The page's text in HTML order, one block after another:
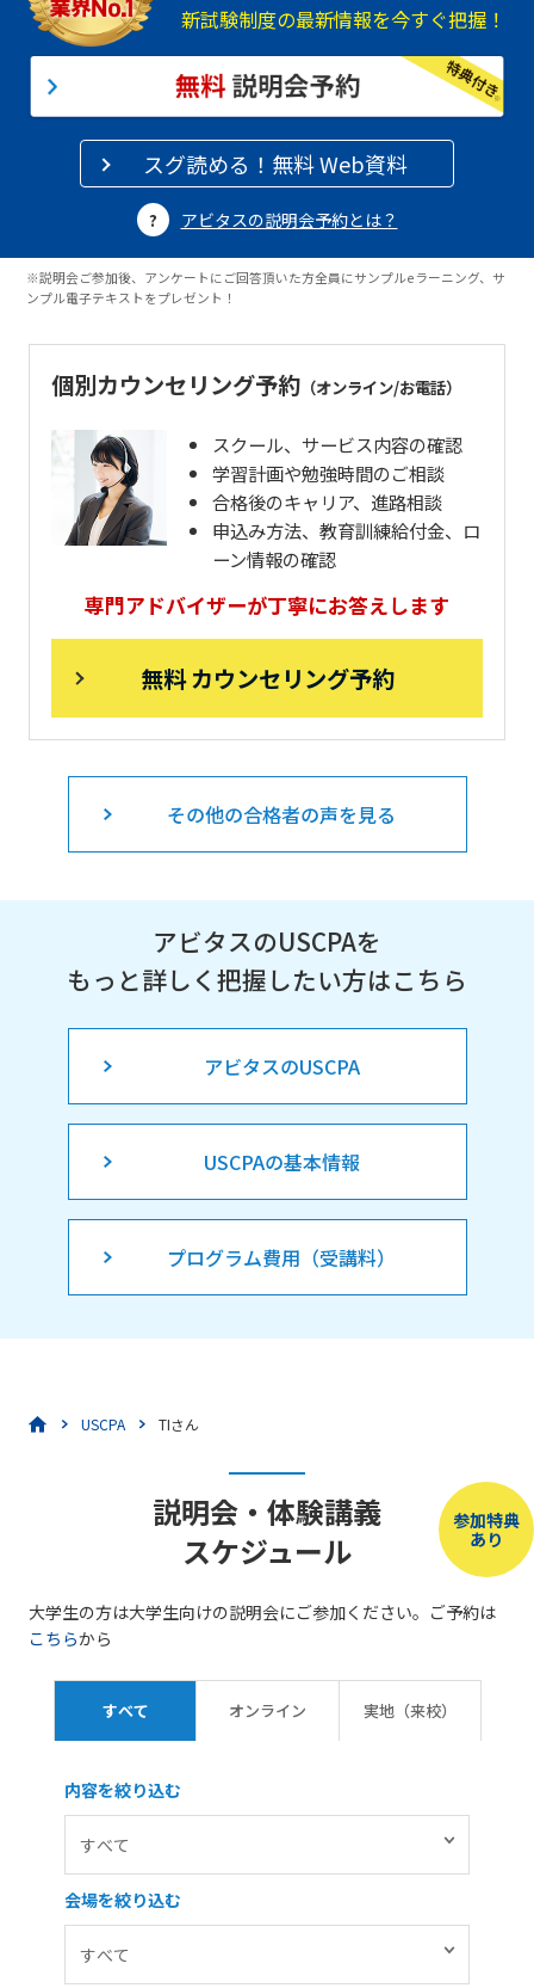
新試験制度の最新情報を今すぐ把握！
スグ読める！無料 Web資料
アビタスの説明会予約とは？
※説明会ご参加後、アンケートにご回答頂いた方全員にサンプルeラーニング、サ
ンプル電子テキストをプレゼント！
個別カウンセリング予約（オンライン/お電話）
スクール、サービス内容の確認
学習計画や勉強時間のご相談
合格後のキャリア、進路相談
申込み方法、教育訓練給付金、ロ
ーン情報の確認
専門アドバイザーが丁寧にお答えします
無料 カウンセリング予約
その他の合格者の声を見る
アビタスのUSCPAを
もっと詳しく把握したい方はこちら
アビタスのUSCPA
USCPAの基本情報
プログラム費用（受講料）
USCPA TIさん
参加特典
あり
説明会・体験講義
スケジュール
大学生の方は大学生向けの説明会にご参加ください。ご予約は
こちらから
すべて オンライン 実地（来校）
内容を絞り込む
会場を絞り込む